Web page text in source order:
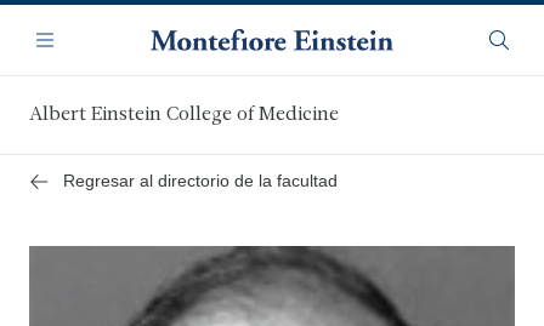
contenido
principal
Navegación
Menú
Albert Einstein College of Medicine
Regresar al directorio de la facultad